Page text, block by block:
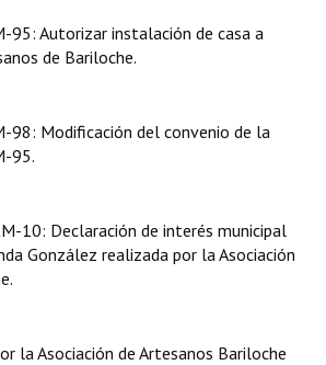
95: Autorizar instalación de casa a
de Bariloche.
98: Modificación del convenio de la
95.
10: Declaración de interés municipal
González realizada por la Asociación
la Asociación de Artesanos Bariloche